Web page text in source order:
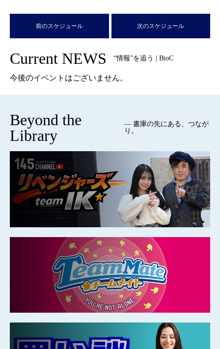
前のスケジュール 次のスケジュール
Current NEWS “情報”を追う | BtoC
今後のイベントはございません。
Beyond the
Library
— 書庫の先にある、つなが
り。